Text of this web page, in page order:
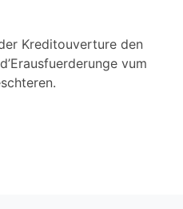
Kreditouverture den
vum